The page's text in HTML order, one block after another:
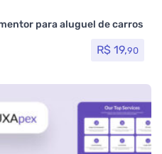
para aluguel de carros
R$ 19,90